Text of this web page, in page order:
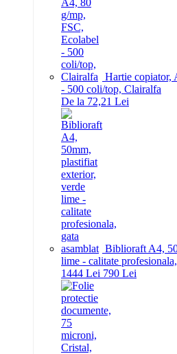
Hartie copiator,
- 500 coli/top, Clairalfa
De la 72,21 Lei
Biblioraft A4,
lime - calitate
1444 Lei 790 Lei